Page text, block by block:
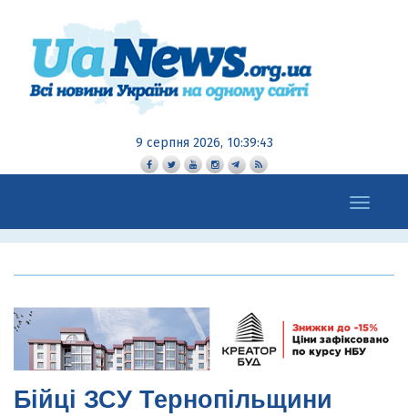
9 серпня 2026, 10:39:45
Toggle
navigation
Бійці ЗСУ Тернопільщини